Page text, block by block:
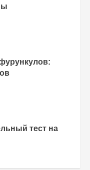
тест на